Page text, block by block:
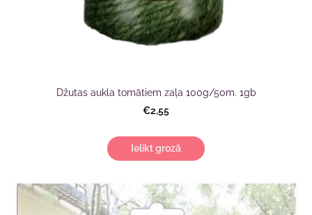
Džutas aukla tomātiem zaļa 100g/50m. 1gb
€2,55
Ielikt grozā